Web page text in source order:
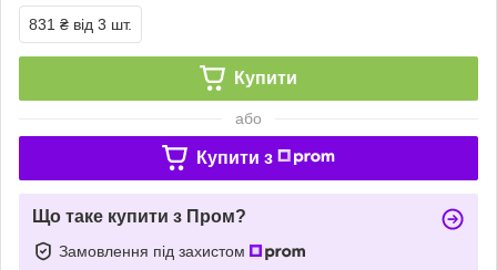
831 ₴ від 3 шт.
Купити
або
Купити з
Що таке купити з Пром?
Замовлення під захистом